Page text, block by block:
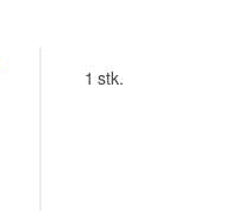
1 stk.